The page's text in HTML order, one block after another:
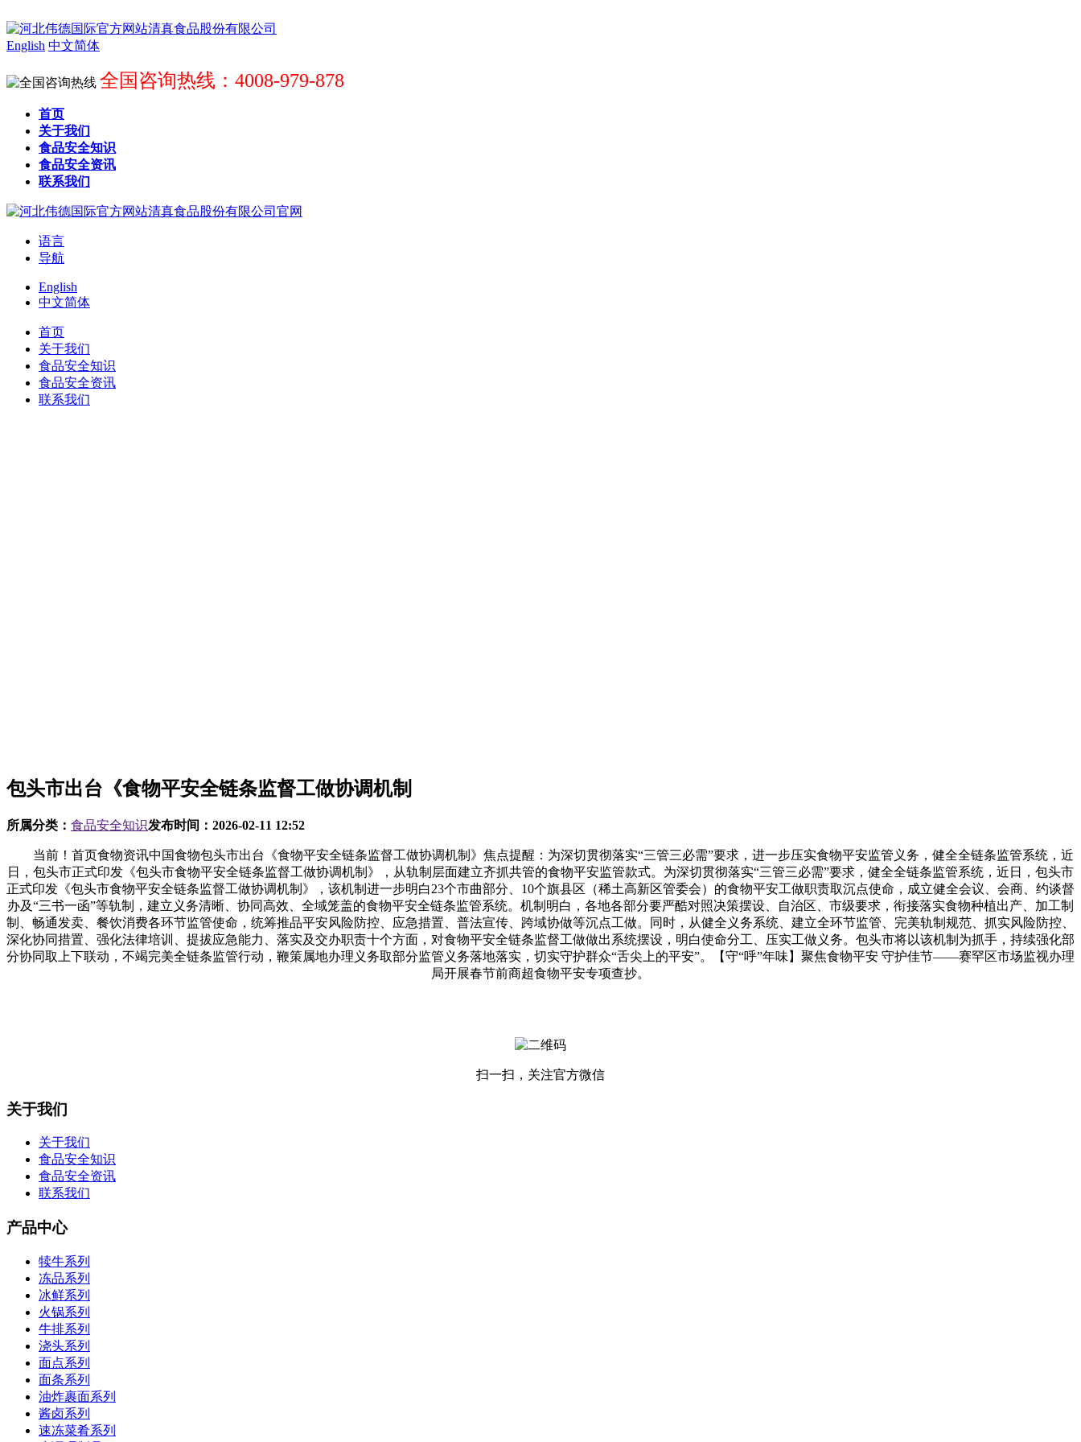
English 中文简体
全国咨询热线：4008-979-878
首页
关于我们
食品安全知识
食品安全资讯
联系我们
语言
导航
English
中文简体
首页
关于我们
食品安全知识
食品安全资讯
联系我们
包头市出台《食物平安全链条监督工做协调机制
所属分类： 食品安全知识发布时间： 2026-02-11 12:52
当前！首页食物资讯中国食物包头市出台《食物平安全链条监督工做协调机制》焦点提醒：为深切贯彻落实“三管三必需”要求，进一步压实食物平安监管义务，健全全链条监管系统，近
日，包头市正式印发《包头市食物平安全链条监督工做协调机制》，从轨制层面建立齐抓共管的食物平安监管款式。为深切贯彻落实“三管三必需”要求，健全全链条监管系统，近日，包头市
正式印发《包头市食物平安全链条监督工做协调机制》，该机制进一步明白23个市曲部分、10个旗县区（稀土高新区管委会）的食物平安工做职责取沉点使命，成立健全会议、会商、约谈督
办及“三书一函”等轨制，建立义务清晰、协同高效、全域笼盖的食物平安全链条监管系统。机制明白，各地各部分要严酷对照决策摆设、自治区、市级要求，衔接落实食物种植出产、加工制
制、畅通发卖、餐饮消费各环节监管使命，统筹推品平安风险防控、应急措置、普法宣传、跨域协做等沉点工做。同时，从健全义务系统、建立全环节监管、完美轨制规范、抓实风险防控、
深化协同措置、强化法律培训、提拔应急能力、落实及交办职责十个方面，对食物平安全链条监督工做做出系统摆设，明白使命分工、压实工做义务。包头市将以该机制为抓手，持续强化部
分协同取上下联动，不竭完美全链条监管行动，鞭策属地办理义务取部分监管义务落地落实，切实守护群众“舌尖上的平安”。【守“呼”年味】聚焦食物平安 守护佳节——赛罕区市场监视办理
局开展春节前商超食物平安专项查抄。
扫一扫，关注官方微信
关于我们
关于我们
食品安全知识
食品安全资讯
联系我们
产品中心
犊牛系列
冻品系列
冰鲜系列
火锅系列
牛排系列
浇头系列
面点系列
面条系列
油炸裹面系列
酱卤系列
速冻菜肴系列